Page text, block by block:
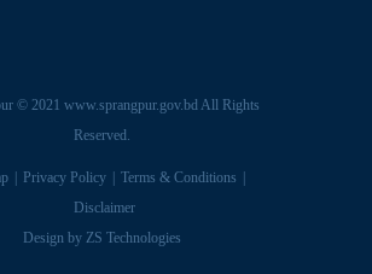
© 2021 www.sprangpur.gov.bd All Rights
Reserved.
Privacy Policy
Terms & Conditions
Disclaimer
Design by ZS Technologies